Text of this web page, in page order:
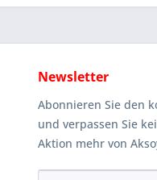
Newsletter
Abonnieren Sie den
und verpassen Sie
Aktion mehr von